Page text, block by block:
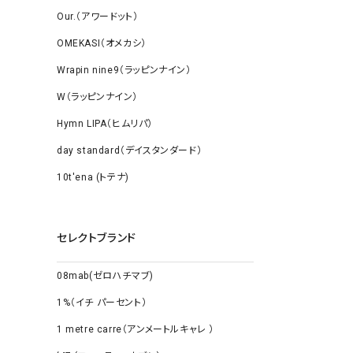
Our.（アワードット）
OMEKASI（オメカシ）
Wrapin nine9（ラッピンナイン）
W（ラッピンナイン）
Hymn LIPA（ヒムリパ）
day standard（デイスタンダード）
10t'ena (トテナ)
セレクトブランド
08mab(ゼロハチマブ)
1%（イチ パーセント）
1 metre carre（アンメートルキャレ ）